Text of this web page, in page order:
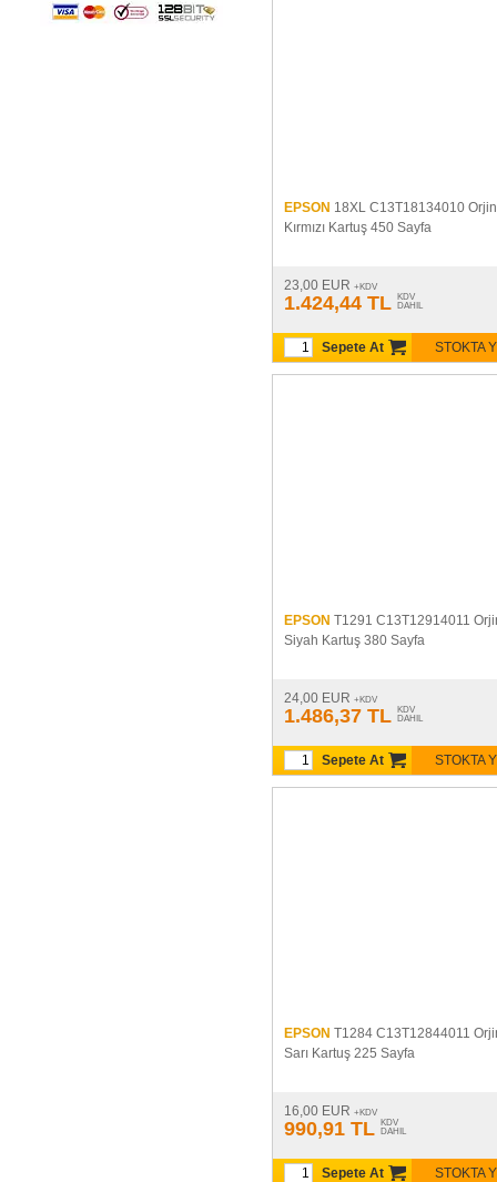
EPSON 18XL C13T18134010
Kırmızı Kartuş 450 Sayfa
23,00 EUR +KDV
1.424,44 TL
KDV
DAHIL
STOKTA
Sepete At
EPSON T1291 C13T12914011
Siyah Kartuş 380 Sayfa
24,00 EUR +KDV
1.486,37 TL
KDV
DAHIL
STOKTA
Sepete At
EPSON T1284 C13T12844011
Sarı Kartuş 225 Sayfa
16,00 EUR +KDV
990,91 TL
KDV
DAHIL
STOKTA
Sepete At